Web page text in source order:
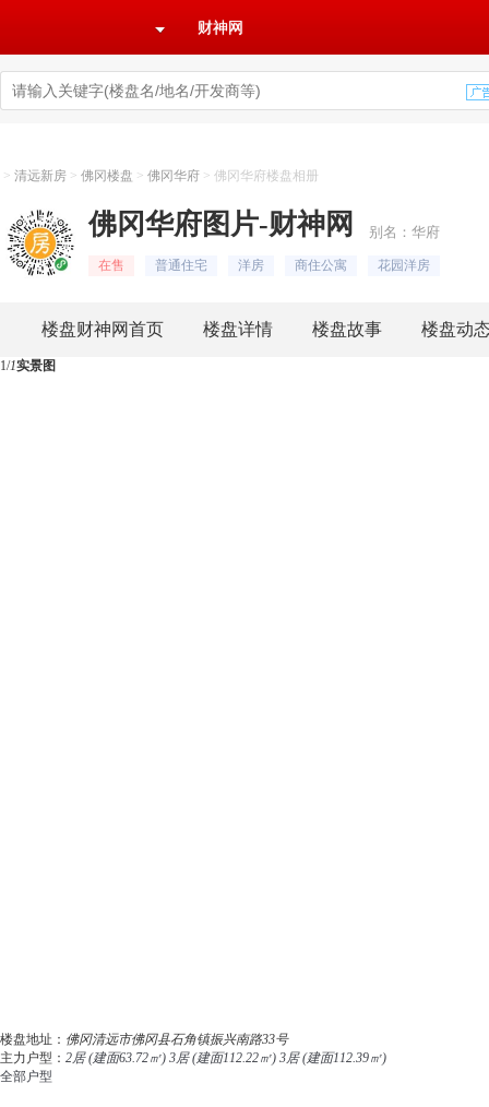
财神网
> 清远新房 > 佛冈楼盘 > 佛冈华府 > 佛冈华府楼盘相册
佛冈华府图片-财神网 别名：华府
在售 普通住宅 洋房 商住公寓 花园洋房
楼盘财神网首页 楼盘详情 楼盘故事 楼盘动
1/1实景图
楼盘地址： 佛冈清远市佛冈县石角镇振兴南路33号
主力户型： 2居 (建面63.72㎡) 3居 (建面112.22㎡) 3居 (建面112.39㎡)
全部户型